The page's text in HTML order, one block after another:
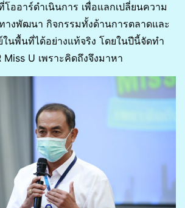
ออาร์ดำเนินการ เพื่อแลกเปลี่ยนความ
างพัฒนา กิจกรรมทั้งด้านการตลาดและ
นพื้นที่ได้อย่างแท้จริง โดยในปีนี้จัดทำ
Miss U เพราะคิดถึงจึงมาหา